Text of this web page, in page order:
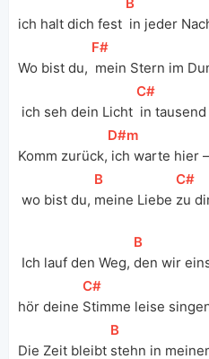
ich halt dich fest in jeder
Wo bist du,
[F#
mein Stern im
ich seh dein Licht
[
C#
in
Komm zurück,
[D#m
ich warte hier –
wo bist du,
[B
meine Liebe
[
C#
zu
Ich lauf den Weg,
[B
den wir
hör deine
[
C#
Stimme leise
Die Zeit bleibt
[B
stehn in